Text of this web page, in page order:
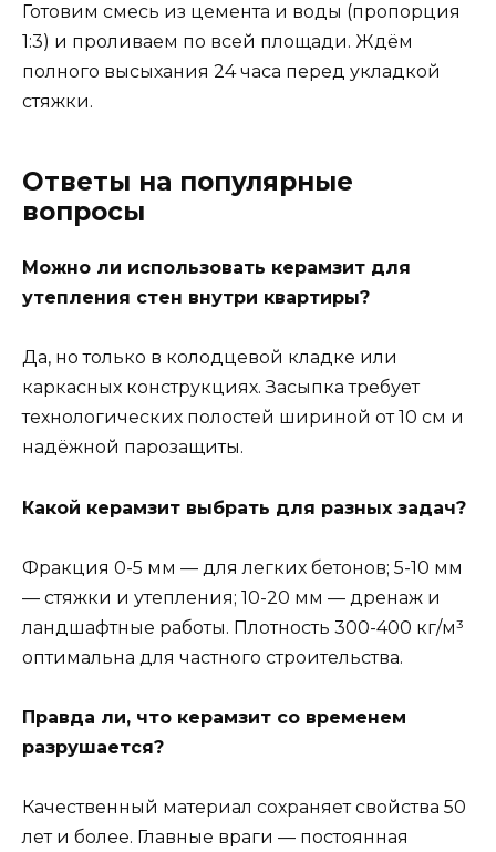
Готовим смесь из цемента и воды (пропорция
1:3) и проливаем по всей площади. Ждём
полного высыхания 24 часа перед укладкой
стяжки.
Ответы на популярные
вопросы
Можно ли использовать керамзит для
утепления стен внутри квартиры?
Да, но только в колодцевой кладке или
каркасных конструкциях. Засыпка требует
технологических полостей шириной от 10 см и
надёжной парозащиты.
Какой керамзит выбрать для разных задач?
Фракция 0-5 мм — для легких бетонов; 5-10 мм
— стяжки и утепления; 10-20 мм — дренаж и
ландшафтные работы. Плотность 300-400 кг/м³
оптимальна для частного строительства.
Правда ли, что керамзит со временем
разрушается?
Качественный материал сохраняет свойства 50
лет и более. Главные враги — постоянная